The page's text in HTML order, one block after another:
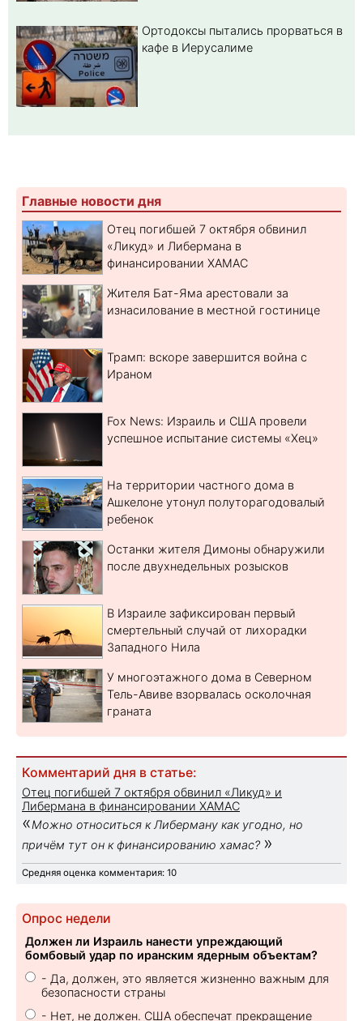
Ортодоксы пытались прорваться в
кафе в Иерусалиме
Главные новости дня
Отец погибшей 7 октября обвинил
«Ликуд» и Либермана в
финансировании ХАМАС
Жителя Бат-Яма арестовали за
изнасилование в местной гостинице
Трамп: вскоре завершится война с
Ираном
Fox News: Израиль и США провели
успешное испытание системы «Хец»
На территории частного дома в
Ашкелоне утонул полуторагодовалый
ребенок
Останки жителя Димоны обнаружили
после двухнедельных розысков
В Израиле зафиксирован первый
смертельный случай от лихорадки
Западного Нила
У многоэтажного дома в Северном
Тель-Авиве взорвалась осколочная
граната
Комментарий дня в статье:
Отец погибшей 7 октября обвинил «Ликуд» и
Либермана в финансировании ХАМАС
«Можно относиться к Либерману как угодно, но
причём тут он к финансированию хамас? »
Средняя оценка комментария: 10
Опрос недели
Должен ли Израиль нанести упреждающий
бомбовый удар по иранским ядерным объектам?
- Да, должен, это является жизненно важным для
безопасности страны
- Нет, не должен. США обеспечат прекращение